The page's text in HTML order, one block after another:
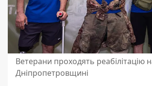
Ветерани проходять реабілітацію
Дніпропетровщині